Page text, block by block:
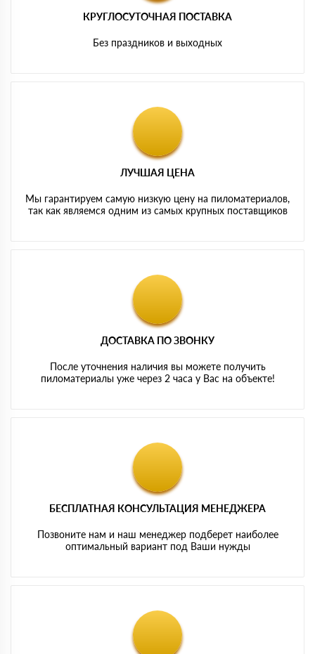
КРУГЛОСУТОЧНАЯ ПОСТАВКА
Без праздников и выходных
ЛУЧШАЯ ЦЕНА
Мы гарантируем самую низкую цену на пиломатериалов,
так как являемся одним из самых крупных поставщиков
ДОСТАВКА ПО ЗВОНКУ
После уточнения наличия вы можете получить
пиломатериалы уже через 2 часа у Вас на объекте!
БЕСПЛАТНАЯ КОНСУЛЬТАЦИЯ МЕНЕДЖЕРА
Позвоните нам и наш менеджер подберет наиболее
оптимальный вариант под Ваши нужды